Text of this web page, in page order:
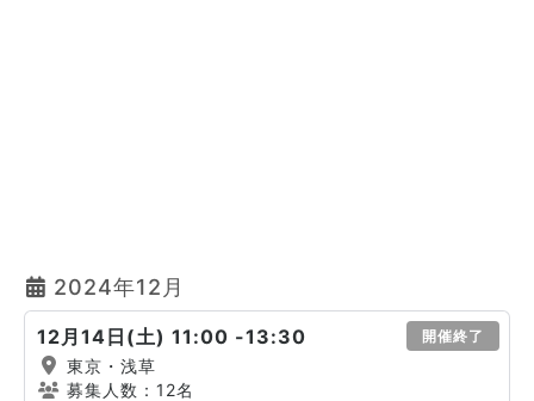
2024年12月
12月14日(土) 11:00 -13:30 開催終了
東京・浅草
募集人数：12名